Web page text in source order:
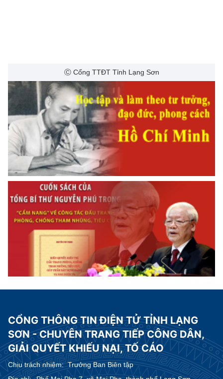
Ⓒ Cổng TTĐT Tỉnh Lạng Sơn
CỔNG THÔNG TIN ĐIỆN TỬ TỈNH LẠNG
SƠN - CHUYÊN TRANG TIẾP CÔNG DÂN,
GIẢI QUYẾT KHIẾU NẠI, TỐ CÁO
Chịu trách nhiệm:Trưởng Ban Biên tập